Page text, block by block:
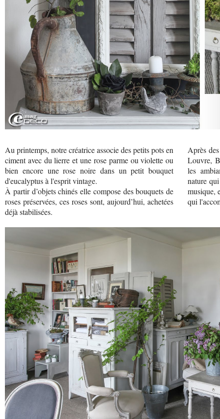
Au printemps, notre créatrice associe des petits pots en
ciment avec du lierre et une rose parme ou violette ou
bien encore une rose noire dans un petit bouquet
d'eucalyptus à l'esprit vintage.
À partir d’objets chinés elle compose des bouquets de
roses préservées, ces roses sont, aujourd’hui, achetées
déjà stabilisées.
Après
Louvre,
les
nature
musique,
qui